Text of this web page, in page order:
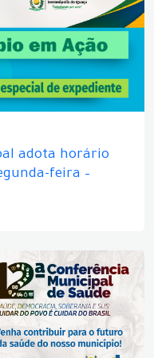
adota horário
feira –